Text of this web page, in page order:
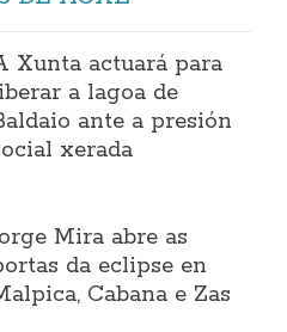
Xunta actuará para
a lagoa de
ante a presión
xerada
Mira abre as
da eclipse en
Cabana e Zas